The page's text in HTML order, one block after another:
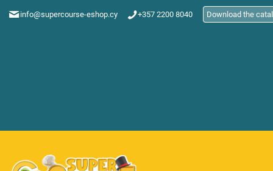
info@supercourse-eshop.cy +357 2200 8040 Download the